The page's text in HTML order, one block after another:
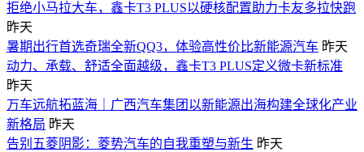
拒绝小马拉大车，鑫卡T3 PLUS以硬核配置助力卡友多拉快跑
昨天
暑期出行首选奇瑞全新QQ3，体验高性价比新能源汽车 昨天
动力、承载、舒适全面越级，鑫卡T3 PLUS定义微卡新标准
昨天
万车远航拓蓝海｜广西汽车集团以新能源出海构建全球化产业
新格局 昨天
告别五菱阴影：菱势汽车的自我重塑与新生 昨天